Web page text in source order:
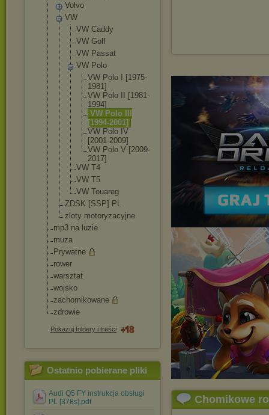
Volvo
VW
VW Caddy
VW Golf
VW Passat
VW Polo
VW Polo I [1975-
1981]
VW Polo II [1981-
1994]
VW Polo III
[1994-2001]
VW Polo IV
[2001-2009]
VW Polo V [2009-
2017]
VW T4
VW T5
VW Touareg
ZDSK [SSP] PL
zloty motoryzacyjne
mp3 na luzie
muza
Prywatne
rower
warsztat
wojsko
zachomikowane
zdrowie
Pokazuj foldery i treści
Ostatnio pobierane pliki
Audi Q5 FY instrukcja obsługi
PL [378s].pdf
Chomikowe